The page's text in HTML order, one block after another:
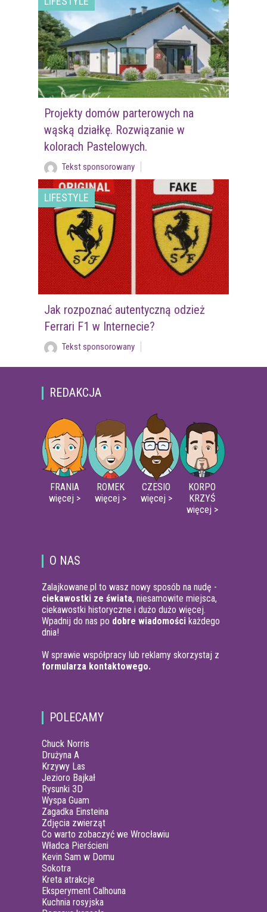
Projekty domów parterowych na
wąską działkę. Rozwiązanie w
kolorach Pastelowych.
Tekst sponsorowany
LIFESTYLE
Jak rozpoznać autentyczną odzież
Ferrari F1 w Internecie?
Tekst sponsorowany
REDAKCJA
FRANIA
więcej >
ROMEK
więcej >
CZESIO
więcej >
KORPO
KRZYŚ
więcej >
O NAS
Zalajkowane.pl to wasz nowy sposób na nudę -
ciekawostki ze świata, niesamowite miejsca,
ciekawostki historyczne i dużo dużo więcej.
Wpadnij do nas po dobre wiadomości każdego
dnia!
W sprawie współpracy lub reklamy skorzystaj z
formularza kontaktowego.
POLECAMY
Chuck Norris
Drużyna A
Krzywy Las
Jezioro Bajkał
Rysunki 3D
Wyspa Guam
Zagadka Einsteina
Zdjęcia zwierząt
Co warto zobaczyć we Wrocławiu
Władca Pierścieni
Kevin Sam w Domu
Sokotra
Kreta atrakcje
Eksperyment Calhouna
Kuchnia rosyjska